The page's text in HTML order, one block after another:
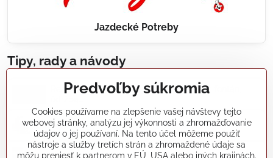
Jazdecké Potreby
Tipy, rady a návody
Realizácie záhradných jazierok, bazénov, fontán,
Články a blogy
Predvoľby súkromia
Cookies používame na zlepšenie vašej návštevy tejto
webovej stránky, analýzu jej výkonnosti a zhromažďovanie
údajov o jej používaní. Na tento účel môžeme použiť
nástroje a služby tretích strán a zhromaždené údaje sa
môžu preniesť k partnerom v EÚ, USA alebo iných krajinách.